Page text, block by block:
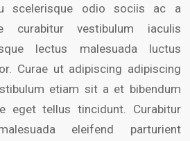
scelerisque odio sociis ac a
curabitur vestibulum iaculis
lectus malesuada luctus
Curae ut adipiscing adipiscing
etiam sit a et bibendum
eget tellus tincidunt. Curabitur
eleifend parturient